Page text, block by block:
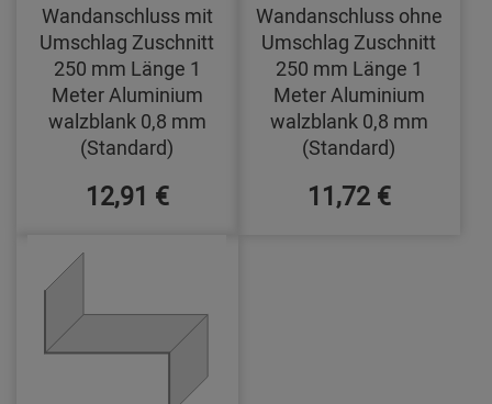
Wandanschluss mit
Umschlag Zuschnitt
250 mm Länge 1
Meter Aluminium
walzblank 0,8 mm
(Standard)
12,91 €
Wandanschluss ohne
Umschlag Zuschnitt
250 mm Länge 1
Meter Aluminium
walzblank 0,8 mm
(Standard)
11,72 €